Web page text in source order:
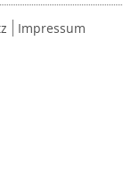
Impressum